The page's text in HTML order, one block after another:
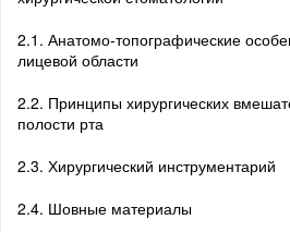
2.1. Анатомо-топографические
лицевой области
2.2. Принципы хирургических
полости рта
2.3. Хирургический инструментарий
2.4. Шовные материалы